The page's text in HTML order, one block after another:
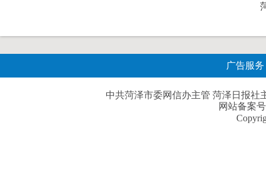
广告服务
中共菏泽市委网信办主管 菏泽日报社
网站备案